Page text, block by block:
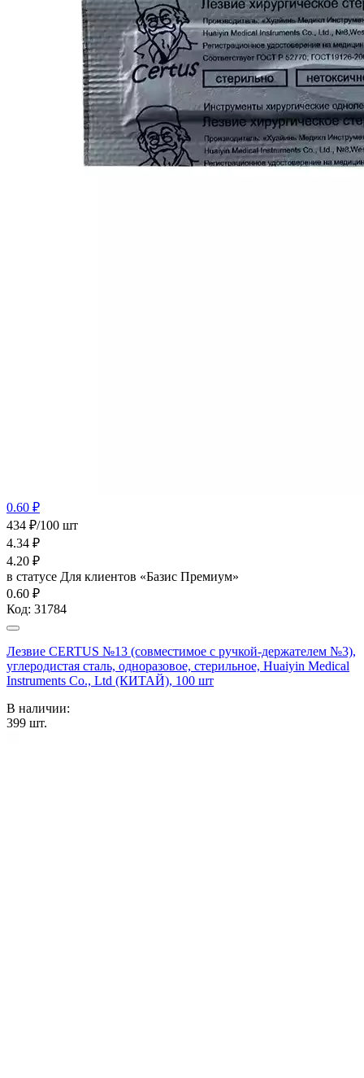
0.60 ₽
434 ₽/100 шт
4.34 ₽
4.20 ₽
в статусе Для клиентов «Базис Премиум»
0.60 ₽
Код: 31784
Лезвие CERTUS №13 (совместимое с ручкой-держателем №3),
углеродистая сталь, одноразовое, стерильное, Huaiyin Medical
Instruments Co., Ltd (КИТАЙ), 100 шт
В наличии:
399 шт.